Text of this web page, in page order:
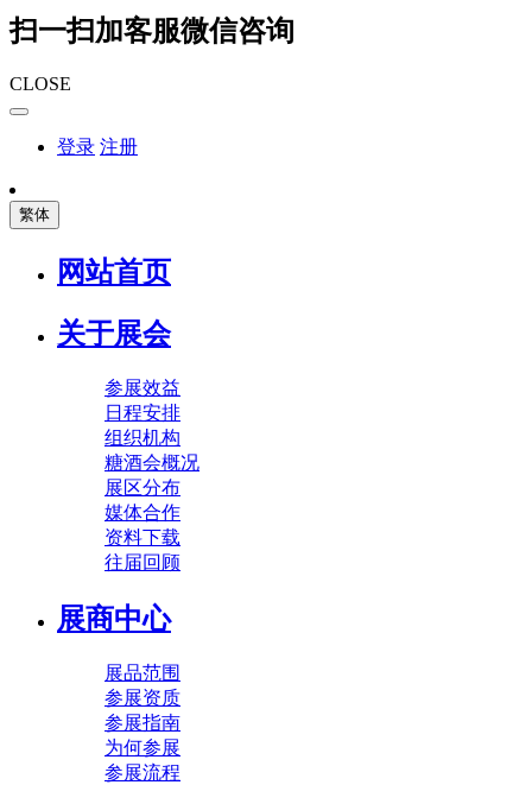
扫一扫加客服微信咨询
CLOSE
登录 注册
繁体
网站首页
关于展会
参展效益
日程安排
组织机构
糖酒会概况
展区分布
媒体合作
资料下载
往届回顾
展商中心
展品范围
参展资质
参展指南
为何参展
参展流程